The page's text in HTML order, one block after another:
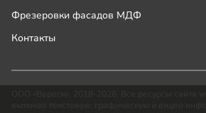
Фрезеровки фасадов МДФ
Контакты
включая текстовую, графическую и видео